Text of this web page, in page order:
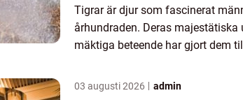
Tigrar är djur som fascinerat
århundraden. Deras majestätiska
mäktiga beteende har gjort dem
utforska o...
03 augusti 2026 admin